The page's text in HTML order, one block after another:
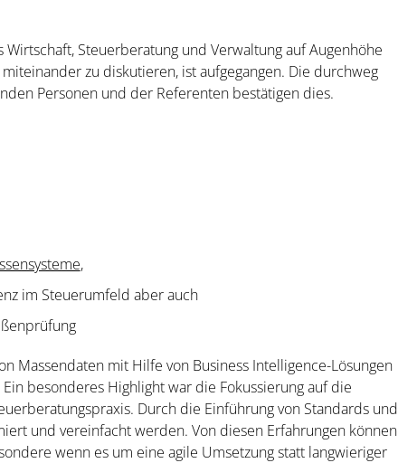
Steuerberatung und Verwaltung auf Augenhöhe
zu diskutieren, ist aufgegangen. Die durchweg
Personen und der Referenten bestätigen dies.
,
im Steuerumfeld aber auch
Massendaten mit Hilfe von Business Intelligence-Lösungen
besonderes Highlight war die Fokussierung auf die
Durch die Einführung von Standards und
und vereinfacht werden. Von diesen Erfahrungen können
wenn es um eine agile Umsetzung statt langwieriger